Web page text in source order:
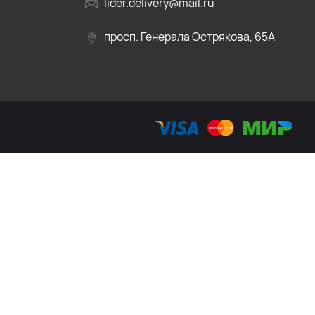
просп. Генерала Острякова, 65А